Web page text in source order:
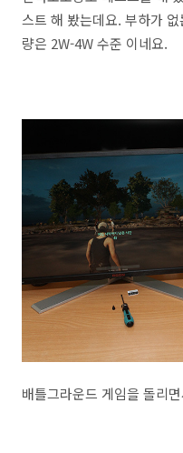
스트 해 봤는데요. 부하가
량은 2W-4W 수준 이네요.
배틀그라운드 게임을 돌리